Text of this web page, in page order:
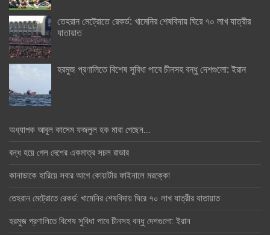
তেহরান মেট্রোতে রেকর্ড: খামেনির শেষবিদায় ঘিরে ৭০ লাখ যাত্রীর
যাতায়াত
হরমুজ প্রণালিতে বিশেষ সুবিধা পাবে চীনসহ বন্ধু দেশগুলো: ইরান
অধ্যাপক আবুল কাসেম ফজলুল হক মারা গেছেন….
বন্ধ হয়ে গেল দেশের একমাত্র সচল রাডার
কানাডাকে হারিয়ে সবার আগে কোয়ার্টার ফাইনালে মরক্কো
তেহরান মেট্রোতে রেকর্ড: খামেনির শেষবিদায় ঘিরে ৭০ লাখ যাত্রীর যাতায়াত
হরমুজ প্রণালিতে বিশেষ সুবিধা পাবে চীনসহ বন্ধু দেশগুলো: ইরান